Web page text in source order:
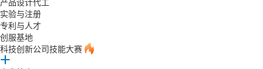
实验与注册
专利与人才
创服基地
科技创新公司技能大赛